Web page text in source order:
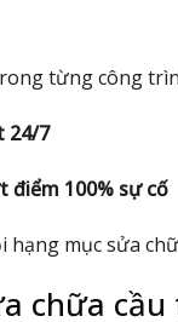
từng công
24/7
điểm 100% sự cố
hạng mục sửa
chữa